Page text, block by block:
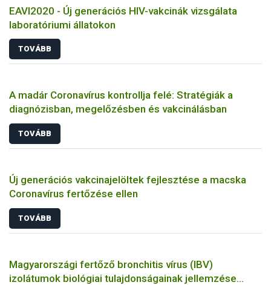
EAVI2020 - Új generációs HIV-vakcinák vizsgálata
laboratóriumi állatokon
TOVÁBB
A madár Coronavírus kontrollja felé: Stratégiák a
diagnózisban, megelőzésben és vakcinálásban
TOVÁBB
Új generációs vakcinajelöltek fejlesztése a macska
Coronavírus fertőzése ellen
TOVÁBB
Magyarországi fertőző bronchitis vírus (IBV)
izolátumok biológiai tulajdonságainak jellemzése